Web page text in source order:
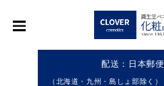
配送：日本郵
（北海道・九州・島しょ部除く